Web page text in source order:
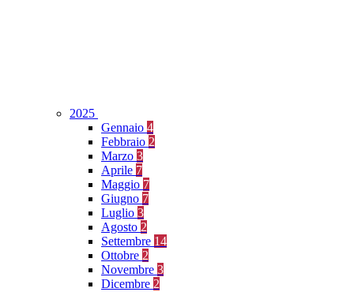
2025
Gennaio 4
Febbraio 2
Marzo 3
Aprile 7
Maggio 7
Giugno 7
Luglio 3
Agosto 2
Settembre 14
Ottobre 2
Novembre 3
Dicembre 2